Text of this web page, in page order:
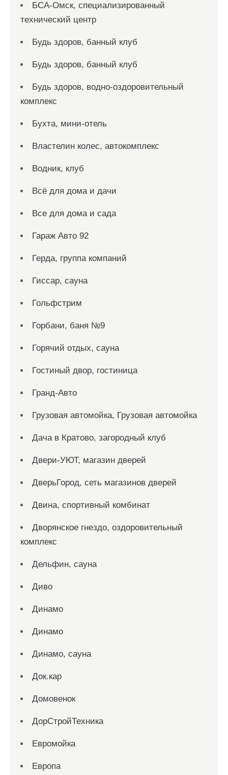
БСА-Омск, специализированный
технический центр
Будь здоров, банный клуб
Будь здоров, банный клуб
Будь здоров, водно-оздоровительный
комплекс
Бухта, мини-отель
Властелин колес, автокомплекс
Водник, клуб
Всё для дома и дачи
Все для дома и сада
Гараж Авто 92
Герда, группа компаний
Гиссар, сауна
Гольфстрим
Горбани, баня №9
Горячий отдых, сауна
Гостиный двор, гостиница
Гранд-Авто
Грузовая автомойка, Грузовая автомойка
Дача в Кратово, загородный клуб
Двери-УЮТ, магазин дверей
ДверьГород, сеть магазинов дверей
Двина, спортивный комбинат
Дворянское гнездо, оздоровительный
комплекс
Дельфин, сауна
Диво
Динамо
Динамо
Динамо, сауна
Док.кар
Домовенок
ДорСтройТехника
Евромойка
Европа